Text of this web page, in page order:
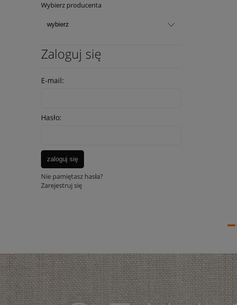
Wybierz producenta
Zaloguj się
E-mail:
Hasło:
zaloguj się
Nie pamiętasz hasła?
Zarejestruj się